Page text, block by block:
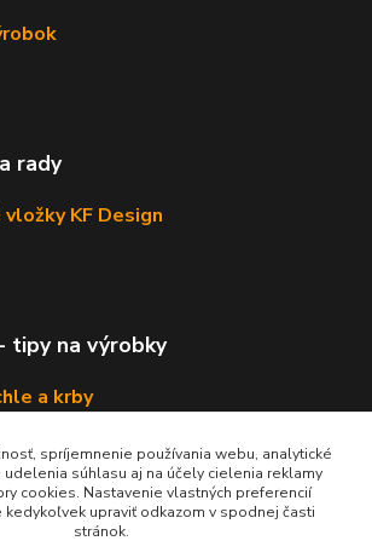
rady
KF Design
tipy na výrobky
a krby
spríjemnenie používania webu, analytické
udelenia súhlasu aj na účely cielenia reklamy
cookies. Nastavenie vlastných preferencií
upraviť odkazom v spodnej časti
stránok.